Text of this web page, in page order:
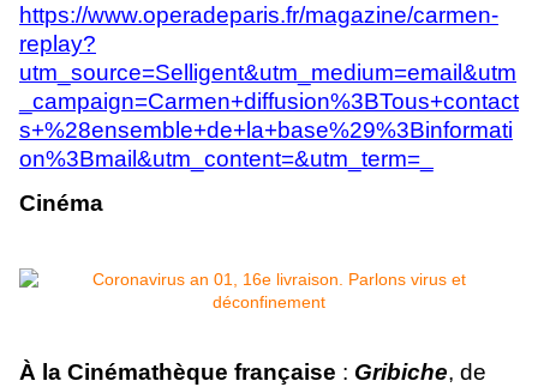
https://www.operadeparis.fr/magazine/carmen-
replay?
utm_source=Selligent&utm_medium=email&utm
_campaign=Carmen+diffusion%3BTous+contact
s+%28ensemble+de+la+base%29%3Binformati
on%3Bmail&utm_content=&utm_term=_
Cinéma
À la Cinémathèque française : Gribiche, de